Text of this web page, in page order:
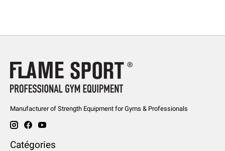
Manufacturer of Strength Equipment for Gyms & Professionals
Catégories